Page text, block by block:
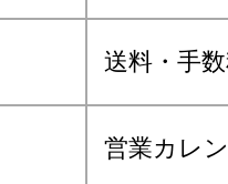
送料・手
営業カレ